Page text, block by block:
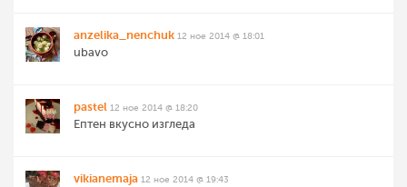
anzelika_nenchuk 12 ное 2014 @ 18:01
ubavo
pastel 12 ное 2014 @ 18:20
Ептен вкусно изгледа
vikianemaja 12 ное 2014 @ 19:43